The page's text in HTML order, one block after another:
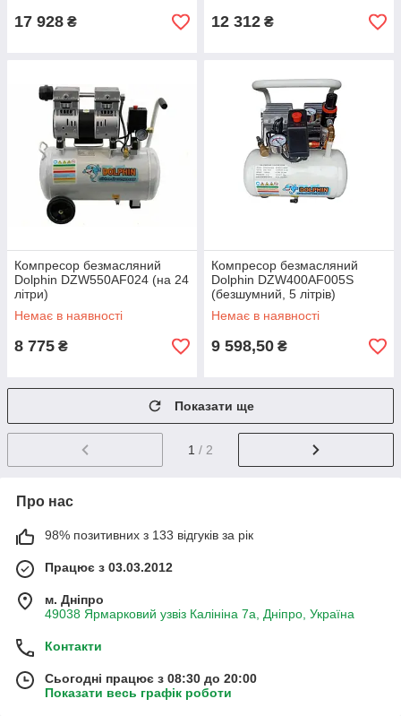
17 928 ₴ 12 312 ₴
Компресор безмасляний
Dolphin DZW550AF024 (на 24
літри)
Немає в наявності
8 775 ₴
Компресор безмасляний
Dolphin DZW400AF005S
(безшумний, 5 літрів)
Немає в наявності
9 598,50 ₴
Показати ще
1 / 2
Про нас
98% позитивних з 133 відгуків за рік
Працює з 03.03.2012
м. Дніпро
49038 Ярмарковий узвіз Калініна 7а, Дніпро, Україна
Контакти
Сьогодні працює з 08:30 до 20:00
Показати весь графік роботи